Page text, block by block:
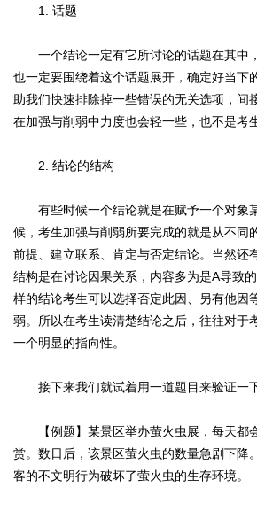
1. 话题
一个结论一定有它所讨论的话题在其中
也一定要围绕着这个话题展开，确定好当下
助我们快速排除掉一些错误的无关选项，间
在加强与削弱中力度也会轻一些，也不是考
2. 结论的结构
有些时候一个结论就是在赋予一个对象
候，考生加强与削弱所要完成的就是从不同
前提、建立联系、肯定与否定结论。当然还
结构是在讨论因果关系，内容多为是A导致
样的结论考生可以选择否定此因、另有他因
弱。所以在考生读清楚结论之后，往往对于
一个明显的指向性。
接下来我们就试着用一道题目来验证一下
【例题】某景区举办萤火虫展，每天都
赏。数日后，该景区萤火虫的数量急剧下降
客的不文明行为破坏了萤火虫的生存环境。